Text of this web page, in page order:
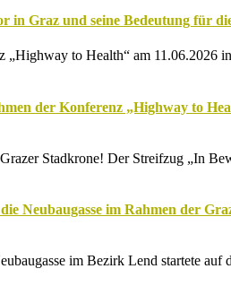
in Graz und seine Bedeutung für
„Highway to Health“ am
der Konferenz „Highway to
Stadkrone! Der Streifzug „In
Neubaugasse im Rahmen der
im Bezirk Lend startete